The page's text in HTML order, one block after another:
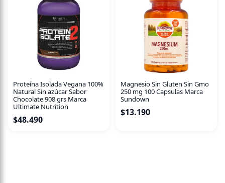
Proteína Isolada Vegana 100%
Natural Sin azúcar Sabor
Chocolate 908 grs Marca
Ultimate Nutrition
$48.490
Magnesio Sin Gluten Sin Gmo
250 mg 100 Capsulas Marca
Sundown
$13.190